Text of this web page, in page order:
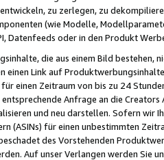
zu zerlegen, zu
(wie Modelle,
Datenfeeds oder in den Produkt
die aus einem Bild bestehen,
einen Link auf
einen Zeitraum von bis zu 24
Anfrage an die
und neu darstellen. Sofern wir
(ASINs) für einen unbestimmten
des Vorstehenden
Auf unser Verlangen werden Sie